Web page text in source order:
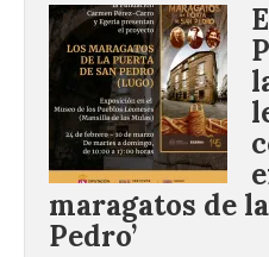
maragatos de
Pedro’